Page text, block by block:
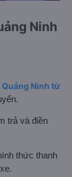
Ninh
Ninh từ
trả và điền
thức thanh